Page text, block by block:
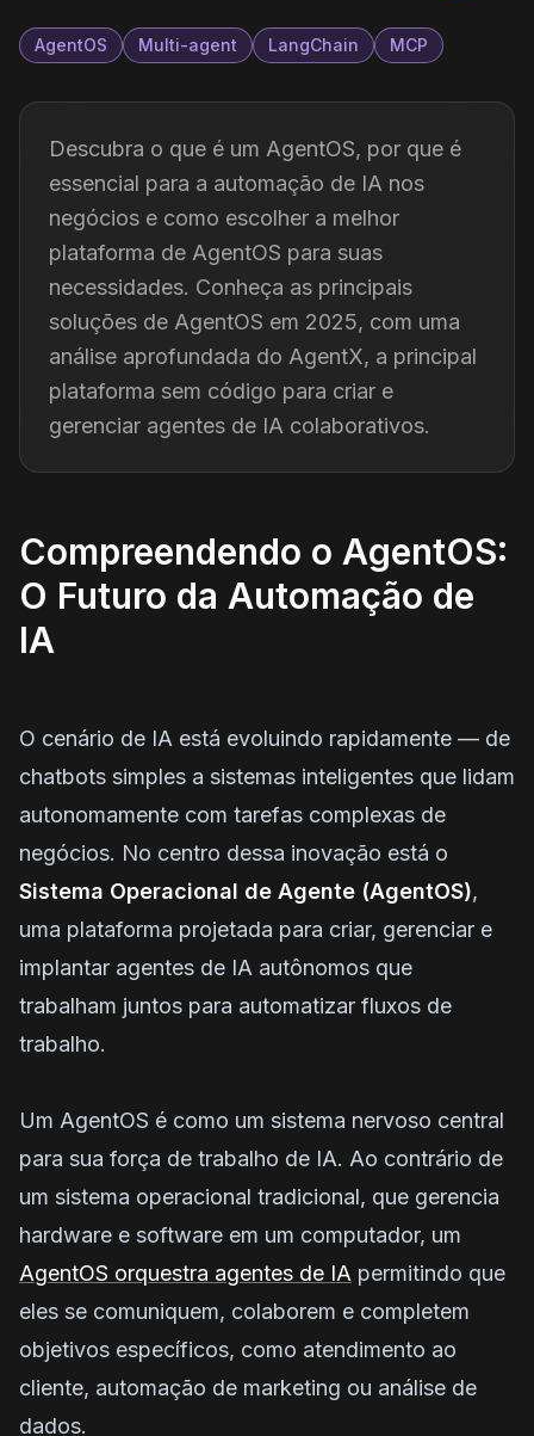
AgentOS Multi-agent LangChain MCP
Descubra o que é um AgentOS, por que é
essencial para a automação de IA nos
negócios e como escolher a melhor
plataforma de AgentOS para suas
necessidades. Conheça as principais
soluções de AgentOS em 2025, com uma
análise aprofundada do AgentX, a principal
plataforma sem código para criar e
gerenciar agentes de IA colaborativos.
Compreendendo o AgentOS:
O Futuro da Automação de
IA
O cenário de IA está evoluindo rapidamente — de
chatbots simples a sistemas inteligentes que lidam
autonomamente com tarefas complexas de
negócios. No centro dessa inovação está o
Sistema Operacional de Agente (AgentOS),
uma plataforma projetada para criar, gerenciar e
implantar agentes de IA autônomos que
trabalham juntos para automatizar fluxos de
trabalho.
Um AgentOS é como um sistema nervoso central
para sua força de trabalho de IA. Ao contrário de
um sistema operacional tradicional, que gerencia
hardware e software em um computador, um
AgentOS orquestra agentes de IA permitindo que
eles se comuniquem, colaborem e completem
objetivos específicos, como atendimento ao
cliente, automação de marketing ou análise de
dados.